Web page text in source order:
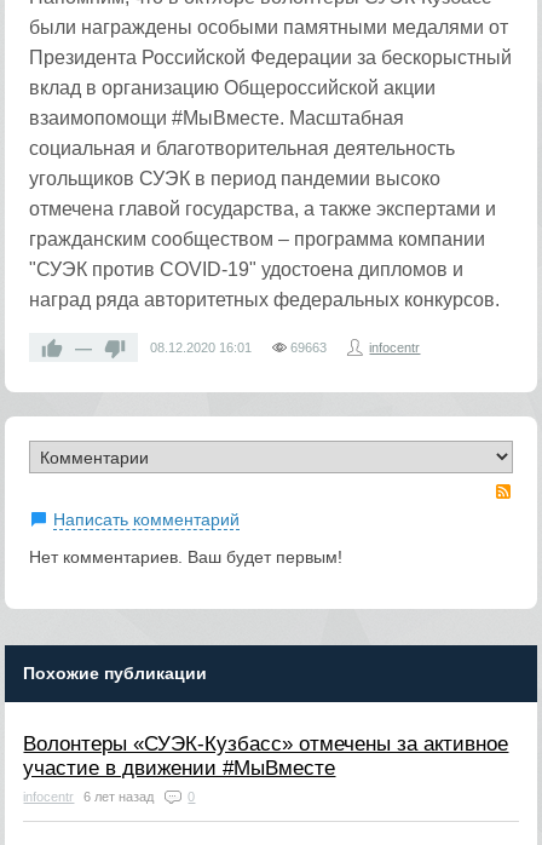
были награждены особыми памятными медалями от
Президента Российской Федерации за бескорыстный
вклад в организацию Общероссийской акции
взаимопомощи #МыВместе. Масштабная
социальная и благотворительная деятельность
угольщиков СУЭК в период пандемии высоко
отмечена главой государства, а также экспертами и
гражданским сообществом – программа компании
"СУЭК против COVID-19" удостоена дипломов и
наград ряда авторитетных федеральных конкурсов.
— 08.12.2020 16:01 69663 infocentr
Написать комментарий
Нет комментариев. Ваш будет первым!
Похожие публикации
Волонтеры «СУЭК-Кузбасс» отмечены за активное
участие в движении #МыВместе
infocentr 6 лет назад 0